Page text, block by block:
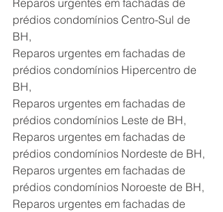
prédios condomínios Centro-Sul de
BH,
Reparos urgentes em fachadas de
prédios condomínios Hipercentro de
BH,
Reparos urgentes em fachadas de
prédios condomínios Leste de BH,
Reparos urgentes em fachadas de
prédios condomínios Nordeste de BH,
Reparos urgentes em fachadas de
prédios condomínios Noroeste de BH,
Reparos urgentes em fachadas de